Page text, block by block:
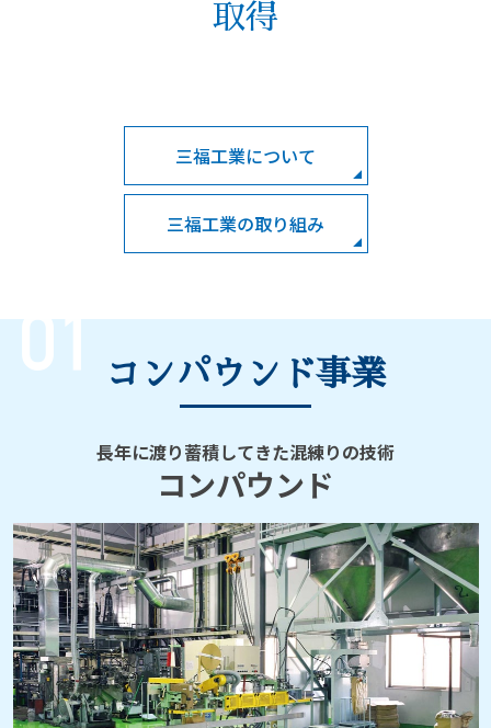
取得
三福工業について
三福工業の取り組み
コンパウンド事業
長年に渡り蓄積してきた混練りの技術
コンパウンド